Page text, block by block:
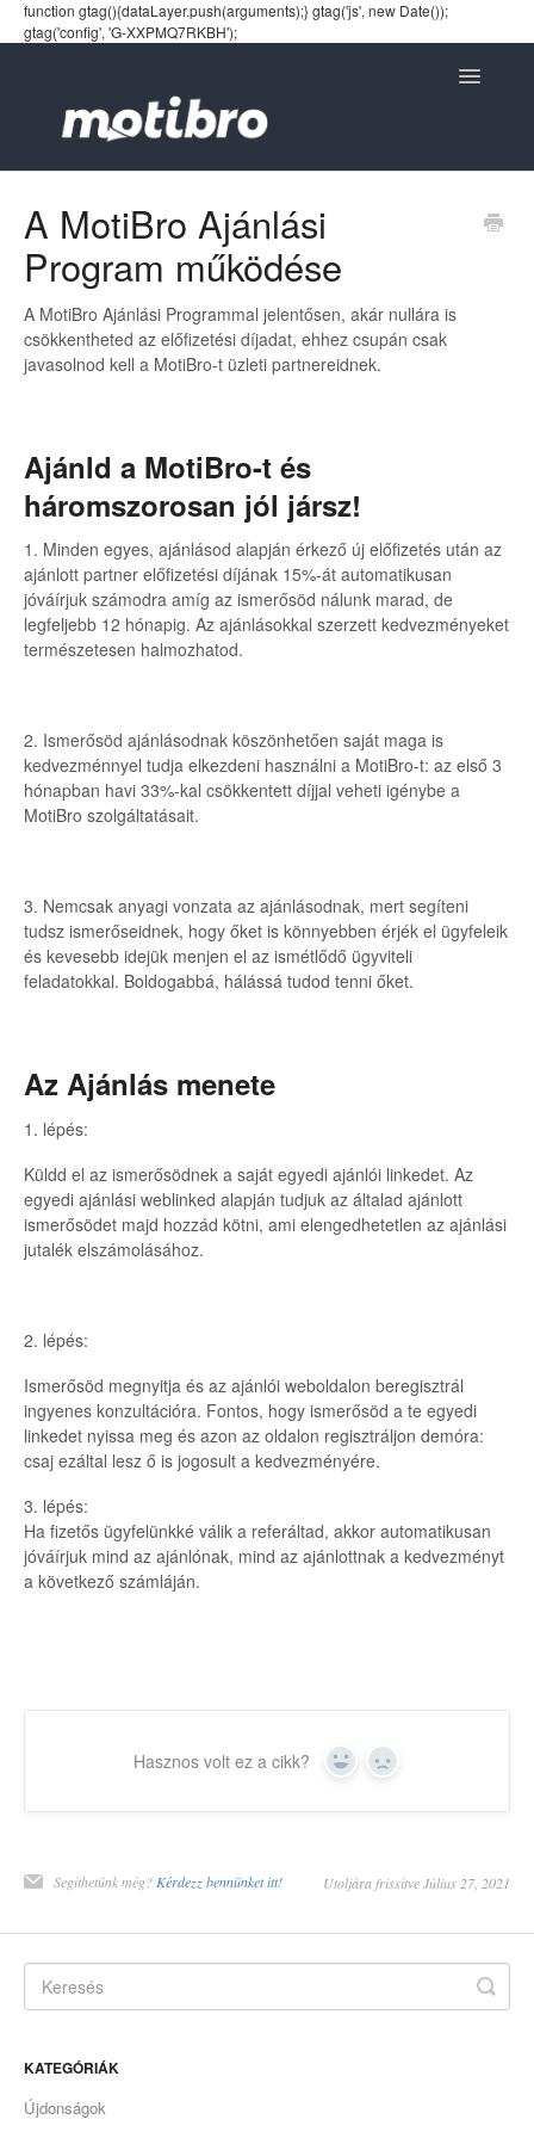
function gtag(){dataLayer.push(arguments);} gtag('js', new Date());
gtag('config', 'G-XXPMQ7RKBH');
Toggle
A MotiBro Ajánlási
Program működése
A MotiBro Ajánlási Programmal jelentősen, akár nullára is
csökkentheted az előfizetési díjadat, ehhez csupán csak
javasolnod kell a MotiBro-t üzleti partnereidnek.
Ajánld a MotiBro-t és
háromszorosan jól jársz!
1. Minden egyes, ajánlásod alapján érkező új előfizetés után az
ajánlott partner előfizetési díjának 15%-át automatikusan
jóváírjuk számodra amíg az ismerősöd nálunk marad, de
legfeljebb 12 hónapig. Az ajánlásokkal szerzett kedvezményeket
természetesen halmozhatod.
2. Ismerősöd ajánlásodnak köszönhetően saját maga is
kedvezménnyel tudja elkezdeni használni a MotiBro-t: az első 3
hónapban havi 33%-kal csökkentett díjjal veheti igénybe a
MotiBro szolgáltatásait.
3. Nemcsak anyagi vonzata az ajánlásodnak, mert segíteni
tudsz ismerőseidnek, hogy őket is könnyebben érjék el ügyfeleik
és kevesebb idejük menjen el az ismétlődő ügyviteli
feladatokkal. Boldogabbá, hálássá tudod tenni őket.
Az Ajánlás menete
1. lépés:
Küldd el az ismerősödnek a saját egyedi ajánlói linkedet. Az
egyedi ajánlási weblinked alapján tudjuk az általad ajánlott
ismerősödet majd hozzád kötni, ami elengedhetetlen az ajánlási
jutalék elszámolásához.
2. lépés:
Ismerősöd megnyitja és az ajánlói weboldalon beregisztrál
ingyenes konzultációra. Fontos, hogy ismerősöd a te egyedi
linkedet nyissa meg és azon az oldalon regisztráljon demóra:
csaj ezáltal lesz ő is jogosult a kedvezményére.
3. lépés:
Ha fizetős ügyfelünkké válik a referáltad, akkor automatikusan
jóváírjuk mind az ajánlónak, mind az ajánlottnak a kedvezményt
a következő számláján.
Hasznos volt ez a cikk? Yes No
Segíthetünk még? Kérdezz bennünket itt! Utoljára frissítve Július 27, 2021
KATEGÓRIÁK
Újdonságok